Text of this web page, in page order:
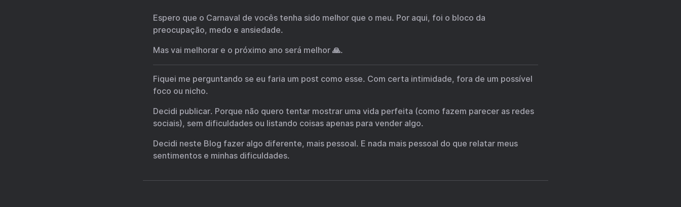
Espero que o Carnaval de vocês tenha sido melhor que o meu. Por aqui, foi o bloco da
preocupação, medo e ansiedade.
Mas vai melhorar e o próximo ano será melhor 🙏.
Fiquei me perguntando se eu faria um post como esse. Com certa intimidade, fora de um possível
foco ou nicho.
Decidi publicar. Porque não quero tentar mostrar uma vida perfeita (como fazem parecer as redes
sociais), sem dificuldades ou listando coisas apenas para vender algo.
Decidi neste Blog fazer algo diferente, mais pessoal. E nada mais pessoal do que relatar meus
sentimentos e minhas dificuldades.